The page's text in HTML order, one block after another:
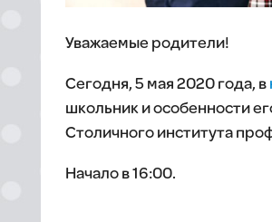
Уважаемые родители!
Сегодня, 5 мая 2020 года, в
школьник и особенности
Столичного института
Начало в 16:00.